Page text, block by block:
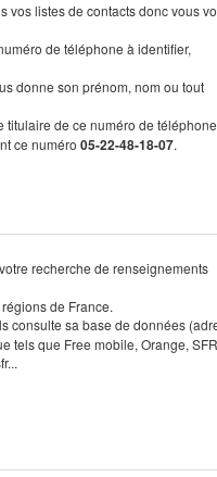
vos listes de contacts donc vous
de téléphone à identifier,
donne son prénom, nom ou tout
de ce numéro de
ce numéro 05-22-48-18-07.
recherche de renseignements
de France.
consulte sa base de données
tels que Free mobile, Orange,